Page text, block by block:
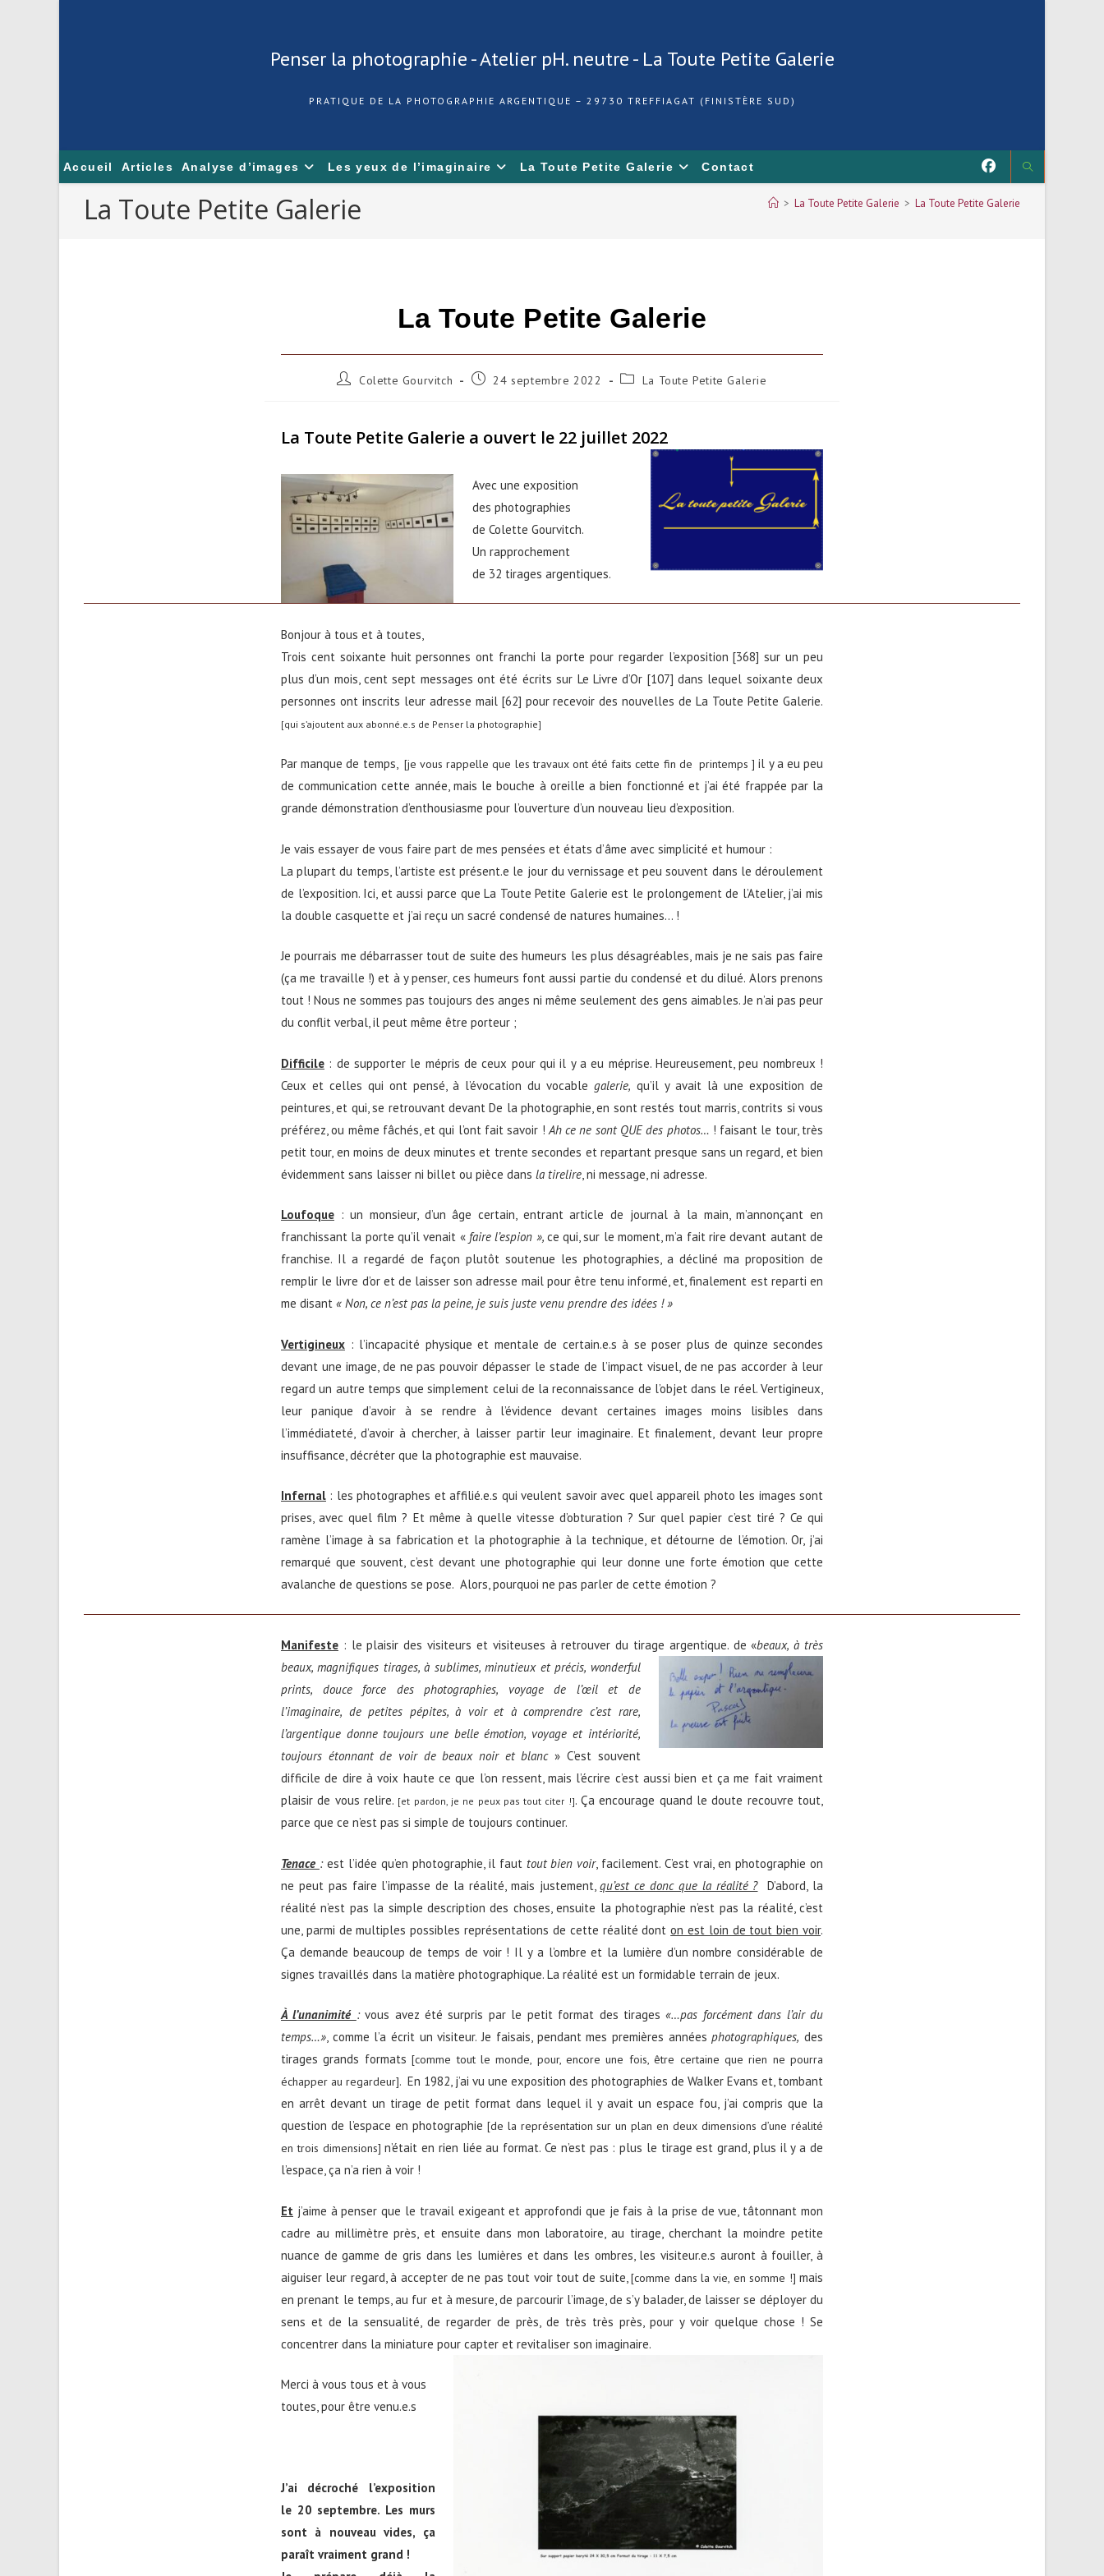
Penser la photographie - Atelier pH. neutre - La Toute Petite Galerie
PRATIQUE DE LA PHOTOGRAPHIE ARGENTIQUE – 29730 TREFFIAGAT (FINISTÈRE SUD)
Accueil Articles Analyse d’images Les yeux de l’imaginaire La Toute Petite Galerie Contact
La Toute Petite Galerie > La Toute Petite Galerie > La Toute Petite Galerie
La Toute Petite Galerie
Auteur/autrice
Colette Gourvitch
Publication
24 septembre 2022
Post La Toute Petite Galerie
La Toute Petite Galerie a ouvert le 22 juillet 2022
Avec une exposition
des photographies
de Colette Gourvitch.
Un rapprochement
de 32 tirages argentiques.
Bonjour à tous et à toutes,
Trois cent soixante huit personnes ont franchi la porte pour regarder l’exposition [368] sur un peu
plus d’un mois, cent sept messages ont été écrits sur Le Livre d’Or [107] dans lequel soixante deux
personnes ont inscrits leur adresse mail [62] pour recevoir des nouvelles de La Toute Petite Galerie.
[qui s’ajoutent aux abonné.e.s de Penser la photographie]
Par manque de temps, [je vous rappelle que les travaux ont été faits cette fin de printemps ] il y a eu peu
de communication cette année, mais le bouche à oreille a bien fonctionné et j’ai été frappée par la
grande démonstration d’enthousiasme pour l’ouverture d’un nouveau lieu d’exposition.
Je vais essayer de vous faire part de mes pensées et états d’âme avec simplicité et humour :
La plupart du temps, l’artiste est présent.e le jour du vernissage et peu souvent dans le déroulement
de l’exposition. Ici, et aussi parce que La Toute Petite Galerie est le prolongement de l’Atelier, j’ai mis
la double casquette et j’ai reçu un sacré condensé de natures humaines… !
Je pourrais me débarrasser tout de suite des humeurs les plus désagréables, mais je ne sais pas faire
(ça me travaille !) et à y penser, ces humeurs font aussi partie du condensé et du dilué. Alors prenons
tout ! Nous ne sommes pas toujours des anges ni même seulement des gens aimables. Je n’ai pas peur
du conflit verbal, il peut même être porteur ;
Difficile : de supporter le mépris de ceux pour qui il y a eu méprise. Heureusement, peu nombreux !
Ceux et celles qui ont pensé, à l’évocation du vocable galerie, qu’il y avait là une exposition de
peintures, et qui, se retrouvant devant De la photographie, en sont restés tout marris, contrits si vous
préférez, ou même fâchés, et qui l’ont fait savoir !Ah ce ne sont QUE des photos… ! faisant le tour, très
petit tour, en moins de deux minutes et trente secondes et repartant presque sans un regard, et bien
évidemment sans laisser ni billet ou pièce dans la tirelire, ni message, ni adresse.
Loufoque : un monsieur, d’un âge certain, entrant article de journal à la main, m’annonçant en
franchissant la porte qu’il venait « faire l’espion », ce qui, sur le moment, m’a fait rire devant autant de
franchise. Il a regardé de façon plutôt soutenue les photographies, a décliné ma proposition de
remplir le livre d’or et de laisser son adresse mail pour être tenu informé, et, finalement est reparti en
me disant « Non, ce n’est pas la peine, je suis juste venu prendre des idées ! »
Vertigineux : l’incapacité physique et mentale de certain.e.s à se poser plus de quinze secondes
devant une image, de ne pas pouvoir dépasser le stade de l’impact visuel, de ne pas accorder à leur
regard un autre temps que simplement celui de la reconnaissance de l’objet dans le réel. Vertigineux,
leur panique d’avoir à se rendre à l’évidence devant certaines images moins lisibles dans
l’immédiateté, d’avoir à chercher, à laisser partir leur imaginaire. Et finalement, devant leur propre
insuffisance, décréter que la photographie est mauvaise.
Infernal : les photographes et affilié.e.s qui veulent savoir avec quel appareil photo les images sont
prises, avec quel film ? Et même à quelle vitesse d’obturation ? Sur quel papier c’est tiré ? Ce qui
ramène l’image à sa fabrication et la photographie à la technique, et détourne de l’émotion. Or, j’ai
remarqué que souvent, c’est devant une photographie qui leur donne une forte émotion que cette
avalanche de questions se pose. Alors, pourquoi ne pas parler de cette émotion ?
Manifeste : le plaisir des visiteurs et visiteuses à retrouver du tirage argentique. de «beaux,à très
beaux, magnifiques tirages, à sublimes, minutieux et précis, wonderful
prints, douce force des photographies, voyage de l’œil et de
l’imaginaire, de petites pépites, à voir et à comprendre c’est rare,
l’argentique donne toujours une belle émotion, voyage et intériorité,
toujours étonnant de voir de beaux noir et blanc» C’est souvent
difficile de dire à voix haute ce que l’on ressent, mais l’écrire c’est aussi bien et ça me fait vraiment
plaisir de vous relire. [et pardon, je ne peux pas tout citer !]. Ça encourage quand le doute recouvre tout,
parce que ce n’est pas si simple de toujours continuer.
Tenace : est l’idée qu’en photographie, il faut tout bien voir, facilement. C’est vrai, en photographie on
ne peut pas faire l’impasse de la réalité, mais justement,qu’est ce donc que la réalité ?D’abord, la
réalité n’est pas la simple description des choses, ensuite la photographie n’est pas la réalité, c’est
une, parmi de multiples possibles représentations de cette réalité donton est loin de tout bien voir.
Ça demande beaucoup de temps de voir ! Il y a l’ombre et la lumière d’un nombre considérable de
signes travaillés dans la matière photographique. La réalité est un formidable terrain de jeux.
À l’unanimité :vous avez été surpris par le petit format des tirages «…pas forcément dans l’air du
temps…», comme l’a écrit un visiteur. Je faisais, pendant mes premières annéesphotographiques, des
tirages grands formats[comme tout le monde, pour, encore une fois, être certaine que rien ne pourra
échapper au regardeur]. En 1982, j’ai vu une exposition des photographies de Walker Evans et, tombant
en arrêt devant un tirage de petit format dans lequel il y avait un espace fou, j’ai compris que la
question de l’espace en photographie [de la représentation sur un plan en deux dimensions d’une réalité
en trois dimensions] n’était en rien liée au format. Ce n’est pas : plus le tirage est grand, plus il y a de
l’espace, ça n’a rien à voir !
Et j’aime à penser que le travail exigeant et approfondi que je fais à la prise de vue, tâtonnant mon
cadre au millimètre près, et ensuite dans mon laboratoire, au tirage, cherchant la moindre petite
nuance de gamme de gris dans les lumières et dans les ombres, les visiteur.e.s auront à fouiller, à
aiguiser leur regard, à accepter de ne pas tout voir tout de suite,[comme dans la vie, en somme !] mais
en prenant le temps, au fur et à mesure, de parcourir l’image, de s’y balader, de laisser se déployer du
sens et de la sensualité, de regarder de près, de très très près, pour y voir quelque chose ! Se
concentrer dans la miniature pour capter et revitaliser son imaginaire.
Merci à vous tous et à vous
toutes, pour être venu.e.s
J’ai décroché l’exposition
le 20 septembre. Les murs
sont à nouveau vides, ça
paraît vraiment grand !